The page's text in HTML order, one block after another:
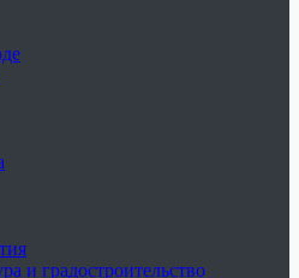
и градостроительство